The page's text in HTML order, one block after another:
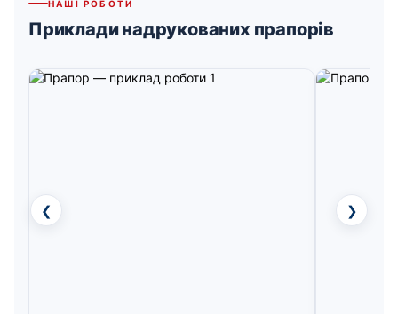
НАШІ РОБОТИ
Приклади надрукованих прапорів
❮ ❯